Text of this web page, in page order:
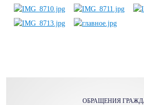
ОБРАЩЕНИЯ